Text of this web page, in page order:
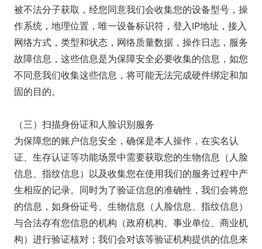
被不法分子获取，经您同意我们会收集您的设备型号，操
作系统，地理位置，唯一设备标识符，登入IP地址，接入
网络方式，类型和状态，网络质量数据，操作日志，服务
故障信息，这些信息是为保障安全必要收集的信息，如您
不同意我们收集这些信息，将可能无法完成硬件绑定和加
固的目的。
（三）扫描身份证和人脸识别服务
为保障您的账户信息安全，确保是本人操作，在实名认
证、生存认证等功能场景中需要获取您的生物信息（人脸
信息、指纹信息）以及收集您在使用我们的服务过程中产
生相应的记录。同时为了验证信息的准确性，我们会将您
的信息，如身份证号、生物信息（人脸信息、指纹信息）
与合法存有您信息的机构（政府机构、事业单位、商业机
构）进行验证核对；我们会对该等验证机构提供的信息来